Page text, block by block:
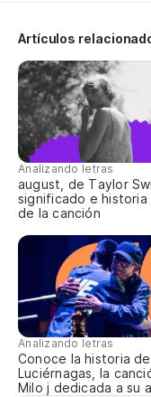
Artículos
Analizando letras
august, de Taylor
significado e historia
de la canción
Analizando letras
Conoce la historia de
Luciérnagas, la
Milo j dedicada a su